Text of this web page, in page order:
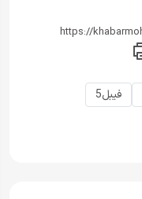
فیبل5